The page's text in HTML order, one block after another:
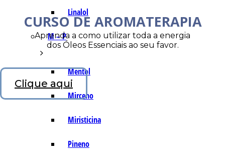
Linalol
M – P
Mentol
Mirceno
Miristicina
Pineno
CURSO DE AROMATERAPIA
Aprenda a como utilizar toda a energia
dos Óleos Essenciais ao seu favor.
Clique aqui